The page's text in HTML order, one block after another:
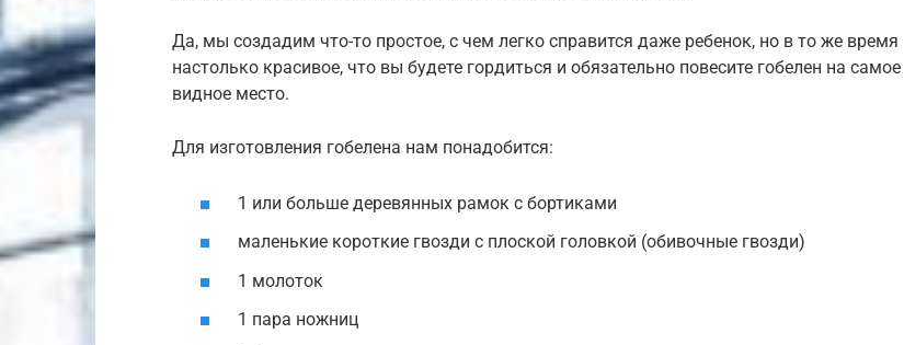
Да, мы создадим что-то простое, с чем легко справится даже ребенок, но в то же время
настолько красивое, что вы будете гордиться и обязательно повесите гобелен на самое
видное место.
Для изготовления гобелена нам понадобится:
1 или больше деревянных рамок с бортиками
маленькие короткие гвозди с плоской головкой (обивочные гвозди)
1 молоток
1 пара ножниц